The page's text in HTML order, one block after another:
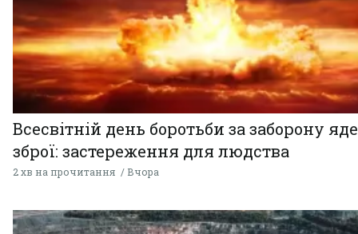
Всесвітній день боротьби за заборону
зброї: застереження для людства
2 хв на прочитання Вчора